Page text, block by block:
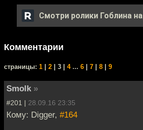
Смотри ролики Гоблина на
Комментарии
cтраницы: 1 2 | 3 | 4... 6 7 8 9
Smolk »
#201 | 28.09.16 23:35
Кому: Digger, #164